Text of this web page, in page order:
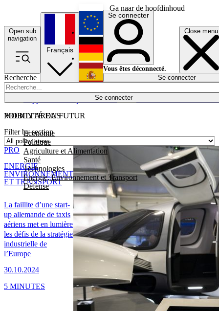
Ga naar de hoofdinhoud
Open sub
navigation
Close menu
Recherche
Se connecter
POLICY AREAS
Economie
Politique
Agriculture et Alimentation
Santé
Technologies
Energie, Environnement et Transport
Défense
Économie
Français
English
Deutsch
Español
Se connecter
Vous êtes déconnecté.
Se connecter
MOBILITÉ DU FUTUR
Filter by section
La faillite d’une start-
up allemande de taxis
aériens met en lumière
les défis de la stratégie
industrielle de
l’Europe
30.10.2024
PRO
ENERGIE,
ENVIRONNEMENT
ET TRANSPORT
5 MINUTES